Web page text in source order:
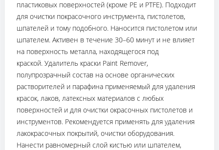
пластиковых поверхностей (кроме PE и PTFE). Подходит
для очистки покрасочного инструмента, пистолетов,
шпателей и тому подобного. Наносится пистолетом или
шпателем. Активен в течение 30–60 минут и не влияет
на поверхность металла, находящегося под
краской. Удалитель краски Paint Remover,
полупрозрачный состав на основе органических
растворителей и парафина применяемый для удаления
красок, лаков, латексных материалов с любых
поверхностей и для очистки окрасочных пистолетов и
инструментов. Рекомендуется применять для удаления
лакокрасочных покрытий, очистки оборудования.
Нанести равномерный слой кистью или шпателем,